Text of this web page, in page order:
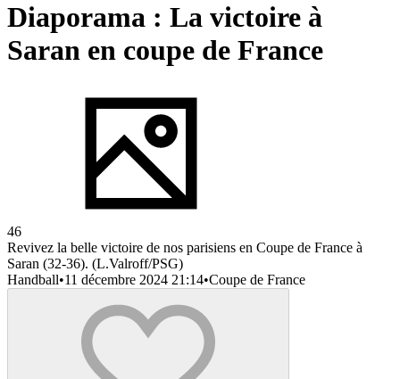
Diaporama : La victoire à
Saran en coupe de France
46
Revivez la belle victoire de nos parisiens en Coupe de France à
Saran (32-36). (L.Valroff/PSG)
Handball•11 décembre 2024 21:14•Coupe de France